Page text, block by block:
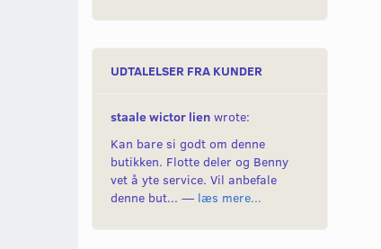
UDTALELSER FRA KUNDER
staale wictor lien wrote:
Kan bare si godt om denne
butikken. Flotte deler og Benny
vet å yte service. Vil anbefale
denne but... — læs mere...